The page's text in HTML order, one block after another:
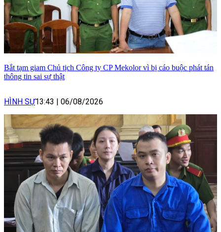
Bắt tạm giam Chủ tịch Công ty CP Mekolor vì bị cáo buộc phát tán
thông tin sai sự thật
HÌNH SỰ13:43 06/08/2026